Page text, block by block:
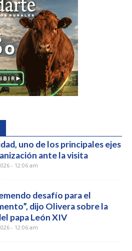
uno de los principales ejes
ante la visita
- 12:06 am
desafío para el
dijo Olivera sobre la
papa León XIV
- 12:06 am